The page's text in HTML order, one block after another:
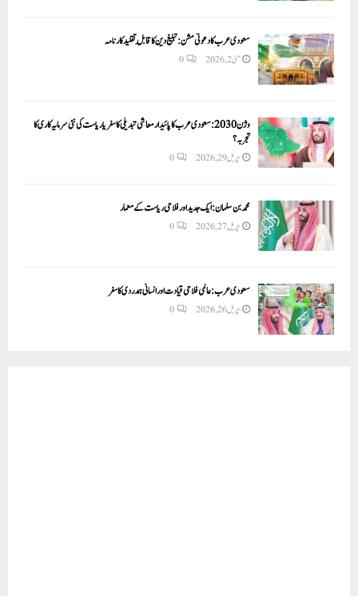
سعودی عرب کا دعوتی مشن: تبلیغ دین کا قابلِ تقلید کارنامہ
مئی 2, 2026 0
وژن 2030:سعودی عرب کا پائیدار معاشی تبدیلی کا سفر یا ریاست کی نئی سرمایہ کاری کا
تجربہ؟
اپریل 29, 2026 0
محمد بن سلمان: ایک جدید اور فلاحی ریاست کے معمار
اپریل 27, 2026 0
سعودی عرب: عالمی فلاحی قیادت اور انسانی ہمدردی کا سفر
اپریل 26, 2026 0